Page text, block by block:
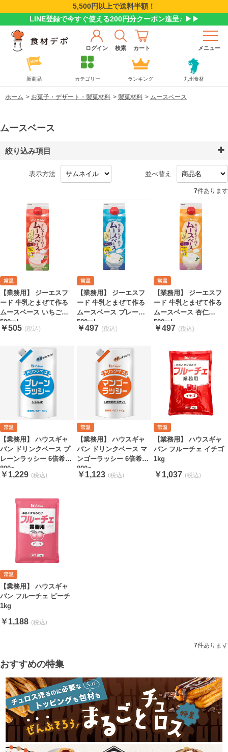
5,500円以上で送料半額！
LINE登録で今すぐ使える200円分クーポン進呈♪ ▶▶
ログイン 検索 カート メニュー
新商品 カテゴリー ランキング 九州食材
ホーム > お菓子・デザート・製菓材料 > 製菓材料 > ムースベース
ムースベース
絞り込み項目
表示方法 並べ替え
7件あります
【業務用】 ジーエスフ
ード 牛乳とまぜて作る
ムースベース いちご
500ml
￥505
【業務用】 ジーエスフ
ード 牛乳とまぜて作る
ムースベース プレーン
500ml
￥497
【業務用】 ジーエスフ
ード 牛乳とまぜて作る
ムースベース 杏仁
500ml
￥497
【業務用】 ハウスギャ
バン ドリンクベース プ
レーンラッシー 6倍希釈
800g
￥1,229
【業務用】 ハウスギャ
バン ドリンクベース マ
ンゴーラッシー 6倍希釈
800g
￥1,123
【業務用】 ハウスギャ
バン フルーチェ イチゴ
1kg
￥1,037
【業務用】 ハウスギャ
バン フルーチェ ピーチ
1kg
￥1,188
7件あります
おすすめの特集